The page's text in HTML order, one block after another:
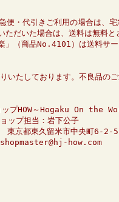
便・代引きご利用の場合は、
だいた場合は、送料は無料と
（商品No.4101）は送料サー
いたしております。不良品の
ップHOW～Hogaku On the
ップ担当：岩下公子
京都東久留米市中央町6-2-5
shopmaster@hj-how.com